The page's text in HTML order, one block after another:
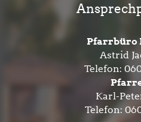
Pfarrbüro
Astrid
Telefon:
Karl-
Telefon: